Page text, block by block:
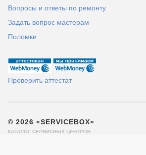
Вопросы и ответы по ремонту
Задать вопрос мастерам
Поломки
Проверить аттестат
© 2026 «SERVICEBOX»
КАТАЛОГ СЕРВИСНЫХ ЦЕНТРОВ